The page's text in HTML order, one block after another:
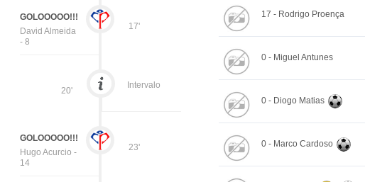
17'
GOLOOOOO!!!
David Almeida
- 8
20'
Intervalo
23'
GOLOOOOO!!!
Hugo Acurcio -
14
17 - Rodrigo Proença
0 - Miguel Antunes
0 - Diogo Matias
0 - Marco Cardoso